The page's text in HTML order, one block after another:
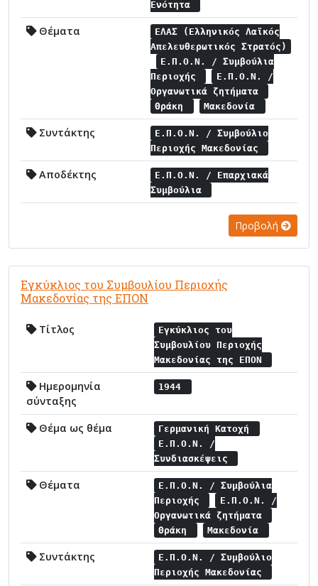
Ενότητα
Θέματα
ΕΛΑΣ (Ελληνικός Λαϊκός
Απελευθερωτικός Στρατός)
Ε.Π.Ο.Ν. / Συμβούλια
Περιοχής
Ε.Π.Ο.Ν. /
Οργανωτικά ζητήματα
Θράκη
Μακεδονία
Συντάκτης
Ε.Π.Ο.Ν. / Συμβούλιο
Περιοχής Μακεδονίας
Αποδέκτης
Ε.Π.Ο.Ν. / Επαρχιακά
Συμβούλια
Προβολή
Εγκύκλιος του Συμβουλίου Περιοχής
Μακεδονίας της ΕΠΟΝ
Τίτλος
Εγκύκλιος του
Συμβουλίου Περιοχής
Μακεδονίας της ΕΠΟΝ
Ημερομηνία
σύνταξης
1944
Θέμα ως θέμα
Γερμανική Κατοχή
Ε.Π.Ο.Ν. /
Συνδιασκέψεις
Θέματα
Ε.Π.Ο.Ν. / Συμβούλια
Περιοχής
Ε.Π.Ο.Ν. /
Οργανωτικά ζητήματα
Θράκη
Μακεδονία
Συντάκτης
Ε.Π.Ο.Ν. / Συμβούλιο
Περιοχής Μακεδονίας